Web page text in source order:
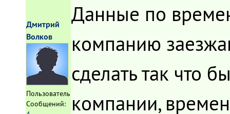
Дмитрий
Волков
Пользователь
Сообщений:
Данные по
компанию
сделать так что
компании,